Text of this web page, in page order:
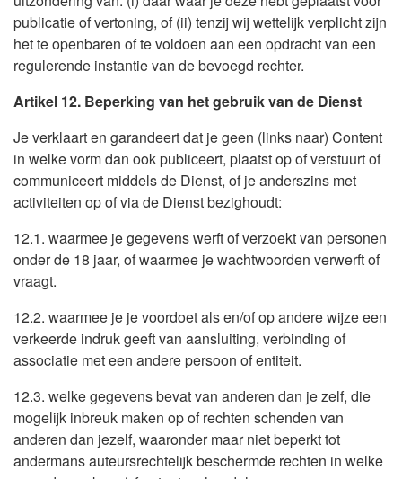
publicatie of vertoning, of (ii) tenzij wij wettelijk verplicht zijn
het te openbaren of te voldoen aan een opdracht van een
regulerende instantie van de bevoegd rechter.
Artikel 12. Beperking van het gebruik van de Dienst
Je verklaart en garandeert dat je geen (links naar) Content
in welke vorm dan ook publiceert, plaatst op of verstuurt of
communiceert middels de Dienst, of je anderszins met
activiteiten op of via de Dienst bezighoudt:
12.1. waarmee je gegevens werft of verzoekt van personen
onder de 18 jaar, of waarmee je wachtwoorden verwerft of
vraagt.
12.2. waarmee je je voordoet als en/of op andere wijze een
verkeerde indruk geeft van aansluiting, verbinding of
associatie met een andere persoon of entiteit.
12.3. welke gegevens bevat van anderen dan je zelf, die
mogelijk inbreuk maken op of rechten schenden van
anderen dan jezelf, waaronder maar niet beperkt tot
andermans auteursrechtelijk beschermde rechten in welke